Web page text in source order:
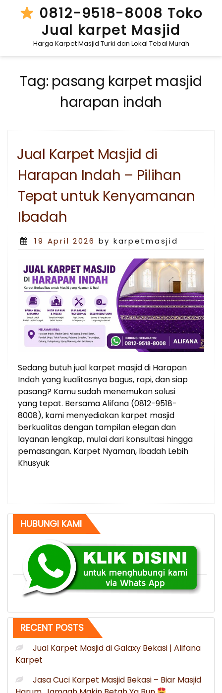
0812-9518-8008 Toko
Jual karpet Masjid
Harga Karpet Masjid Turki dan Lokal Tebal Murah
Tag: pasang karpet masjid
harapan indah
Jual Karpet Masjid di
Harapan Indah – Pilihan
Tepat untuk Kenyamanan
Ibadah
Posted
19 April 2026 by karpetmasjid
Sedang butuh jual karpet masjid di Harapan
Indah yang kualitasnya bagus, rapi, dan siap
pasang? Kamu sudah menemukan solusi
yang tepat. Bersama Alifana (0812-9518-
8008), kami menyediakan karpet masjid
berkualitas dengan tampilan elegan dan
layanan lengkap, mulai dari konsultasi hingga
pemasangan. Karpet Nyaman, Ibadah Lebih
Khusyuk
HUBUNGI KAMI
RECENT POSTS
Jual Karpet Masjid di Galaxy Bekasi | Alifana
Karpet
Jasa Cuci Karpet Masjid Bekasi – Biar Masjid